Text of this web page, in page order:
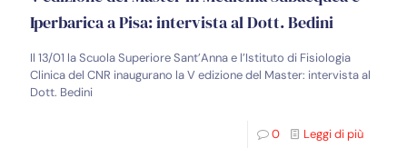
Iperbarica a Pisa: intervista al Dott. Bedini
Il 13/01 la Scuola Superiore Sant’Anna e l’Istituto di Fisiologia
Clinica del CNR inaugurano la V edizione del Master: intervista al
Dott. Bedini
0 Leggi di più